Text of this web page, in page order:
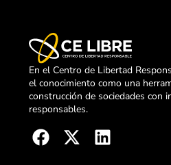
En el Centro de Libertad
el conocimiento como una
construcción de sociedades con
responsables.